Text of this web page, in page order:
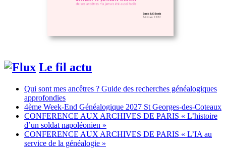
Le fil actu
Qui sont mes ancêtres ? Guide des recherches généalogiques
approfondies
4ème Week-End Généalogique 2027 St Georges-des-Coteaux
CONFERENCE AUX ARCHIVES DE PARIS « L’histoire
d’un soldat napoléonien »
CONFERENCE AUX ARCHIVES DE PARIS « L’IA au
service de la généalogie »